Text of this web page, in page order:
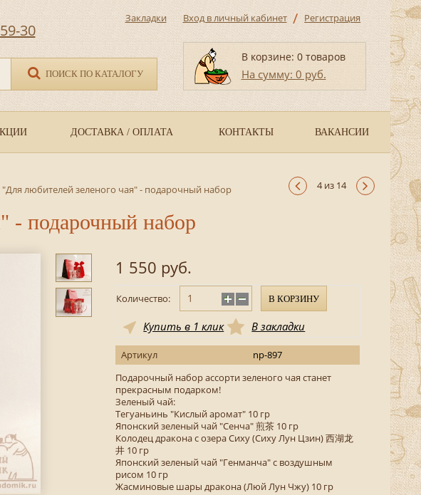
30
ПОИСК ПО КАТАЛОГУ
Закладки Вход в личный кабинет / Регистрация
В корзине: 0 товаров
На сумму: 0 руб.
ДОСТАВКА / ОПЛАТА КОНТАКТЫ ВАКАНСИИ
"Для любителей зеленого чая" - подарочный набор
- подарочный набор
4 из 14
1 550 руб.
Количество: В КОРЗИНУ
Купить в 1 клик В закладки
Артикул
np-897
Подарочный набор ассорти зеленого чая станет
прекрасным подарком!
Зеленый чай:
Тегуаньинь "Кислый аромат" 10 гр
Японский зеленый чай "Сенча" 煎茶 10 гр
Колодец дракона с озера Сиху (Сиху Лун Цзин) 西湖龙
井 10 гр
Японский зеленый чай "Генманча" с воздушным
рисом 10 гр
Жасминовые шары дракона (Люй Лун Чжу) 10 гр